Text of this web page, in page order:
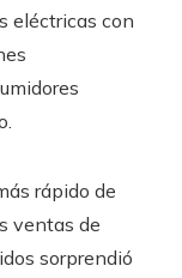
eléctricas con
rápido de
ventas de
sorprendió